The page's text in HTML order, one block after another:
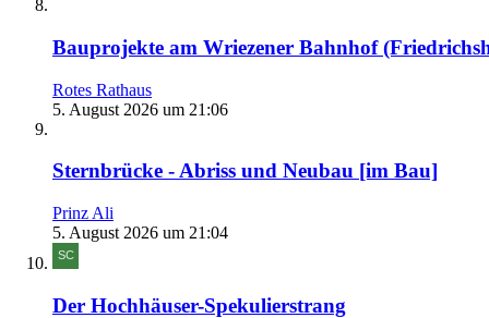
Bauprojekte am Wriezener Bahnhof
Rotes Rathaus
5. August 2026 um 21:06
Sternbrücke - Abriss und Neubau [im Bau]
Prinz Ali
5. August 2026 um 21:04
Der Hochhäuser-Spekulierstrang